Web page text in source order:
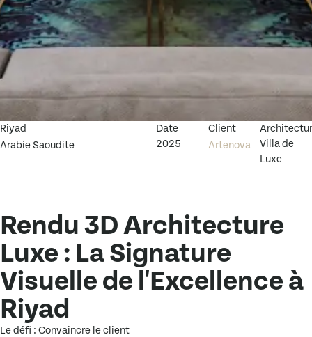
Riyad
Arabie Saoudite
Date
2025
Client
Artenova
Villa de
Luxe
Rendu 3D Architecture
Luxe : La Signature
Visuelle de l'Excellence à
Riyad
Le défi : Convaincre le client